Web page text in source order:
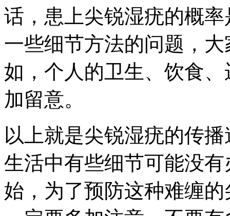
话，患上尖锐湿疣的概
一些细节方法的问题，
如，个人的卫生、饮食
加留意。
以上就是尖锐湿疣的传
生活中有些细节可能没
始，为了预防这种难缠